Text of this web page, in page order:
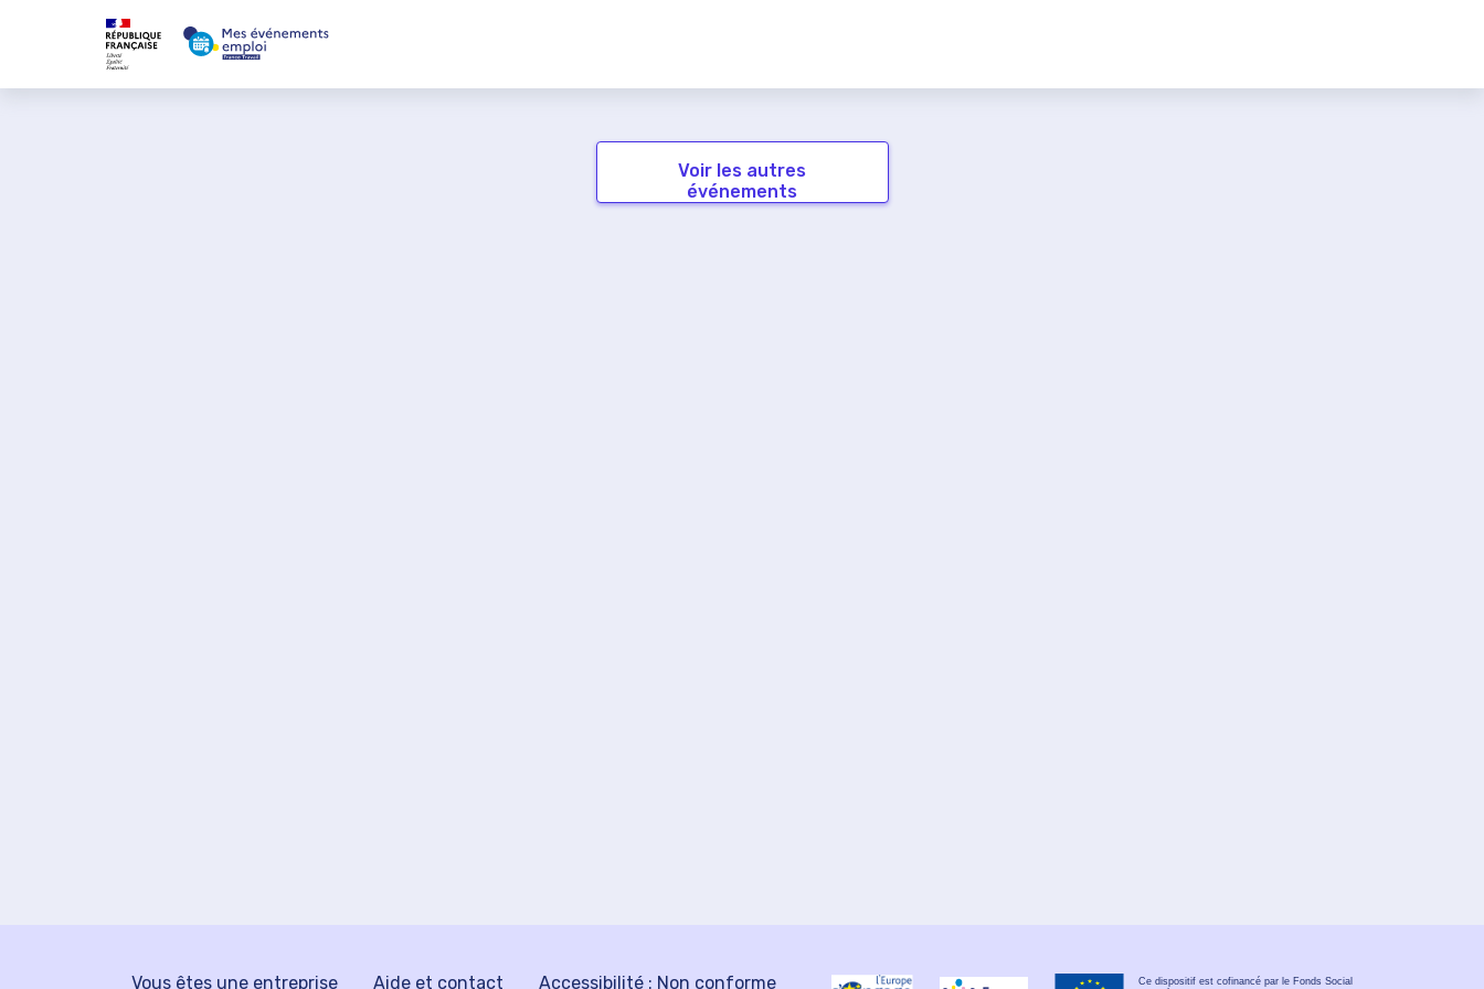
Voir les autres
événements
Vous êtes une entreprise Aide et contact Accessibilité : Non conforme
Ce dispositif est cofinancé par le Fonds Social